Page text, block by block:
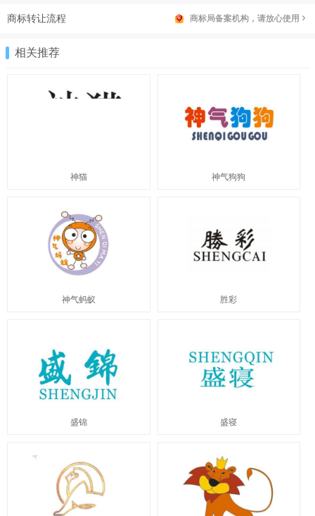
商标转让流程 商标局备案机构，请放心使用
相关推荐
神猫 神气狗狗
神气蚂蚁 胜彩
盛锦 盛寝